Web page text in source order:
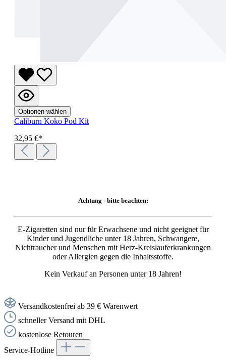
Optionen wählen
Caliburn Koko Pod Kit
32,95 €*
Achtung - bitte beachten:
E-Zigaretten sind nur für Erwachsene und nicht geeignet für
Kinder und Jugendliche unter 18 Jahren, Schwangere,
Nichtraucher und Menschen mit Herz-Kreislauferkrankungen
oder Allergien gegen die Inhaltsstoffe.
Kein Verkauf an Personen unter 18 Jahren!
Versandkostenfrei ab 39 € Warenwert
schneller Versand mit DHL
kostenlose Retouren
Service-Hotline